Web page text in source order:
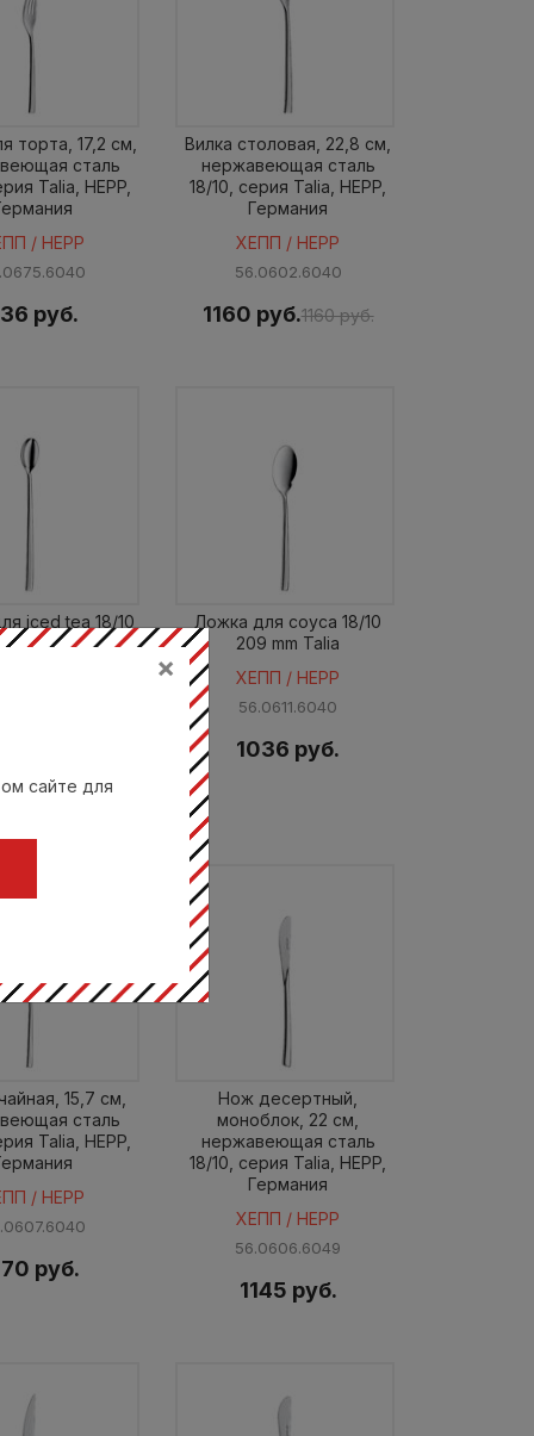
торта, 17,2 см,
сталь
Talia, HEPP,
/ HEPP
руб.
Вилка столовая, 22,8 см,
нержавеющая сталь
18/10, серия Talia, HEPP,
Германия
ХЕПП / HEPP
56.0602.6040
1160 руб.1160 руб.
iced tea 18/10
Talia
Ложка для соуса 18/10
209 mm Talia
ХЕПП / HEPP
56.0611.6040
1036 руб.
15,7 см,
сталь
Talia, HEPP,
/ HEPP
руб.
Нож десертный,
моноблок, 22 см,
нержавеющая сталь
18/10, серия Talia, HEPP,
Германия
ХЕПП / HEPP
56.0606.6049
1145 руб.
×
сайте для